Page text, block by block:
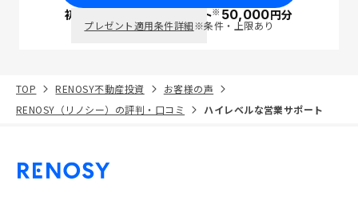
初回面談で ポイント※50,000円分
プレゼント適用条件詳細※条件・上限あり
TOP RENOSY不動産投資
お客様の声
RENOSY（リノシー）の評判・口コミ
ハイレベルな営業サポート